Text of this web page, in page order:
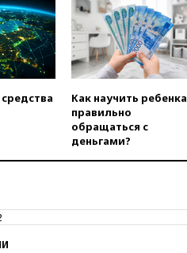
Как научить ребенка
правильно
обращаться с
деньгами?